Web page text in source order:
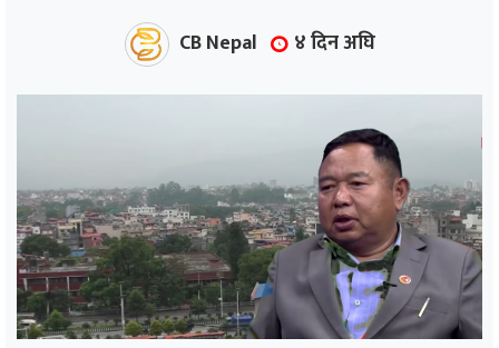
CB Nepal ४ दिन अघि